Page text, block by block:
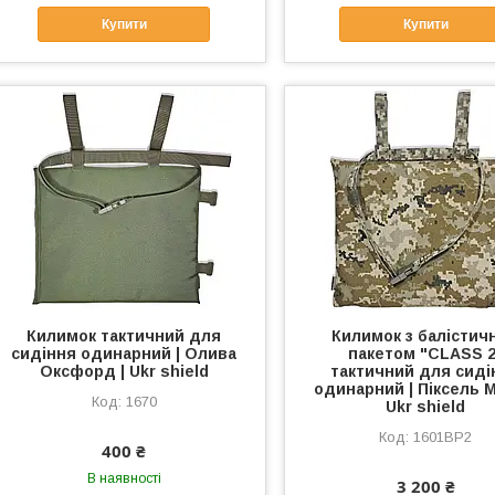
Купити Купити
Килимок тактичний для
сидіння одинарний | Олива
Оксфорд | Ukr shield
1670
400 ₴
В наявності
Килимок з
пакетом "CLASS
тактичний для
одинарний | Піксель
Ukr shield
1601BP2
3 200 ₴